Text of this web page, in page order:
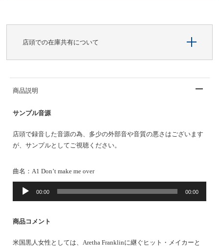
店頭での在庫共有について
商品説明
サンプル音源
店頭で録音した音源の為、多少の外部音や音質の悪さはございます
が、サンプルとしてご視聴ください。
曲名： A1 Don’t make me over
音
ー
ヤ
00:00 00:00
商品コメント
米国黒人女性としては、Aretha Franklinに継ぐヒット・メイカーと